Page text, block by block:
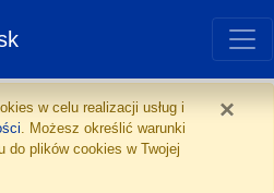
×
w celu realizacji usług i
. Możesz określić warunki
do plików cookies w Twojej